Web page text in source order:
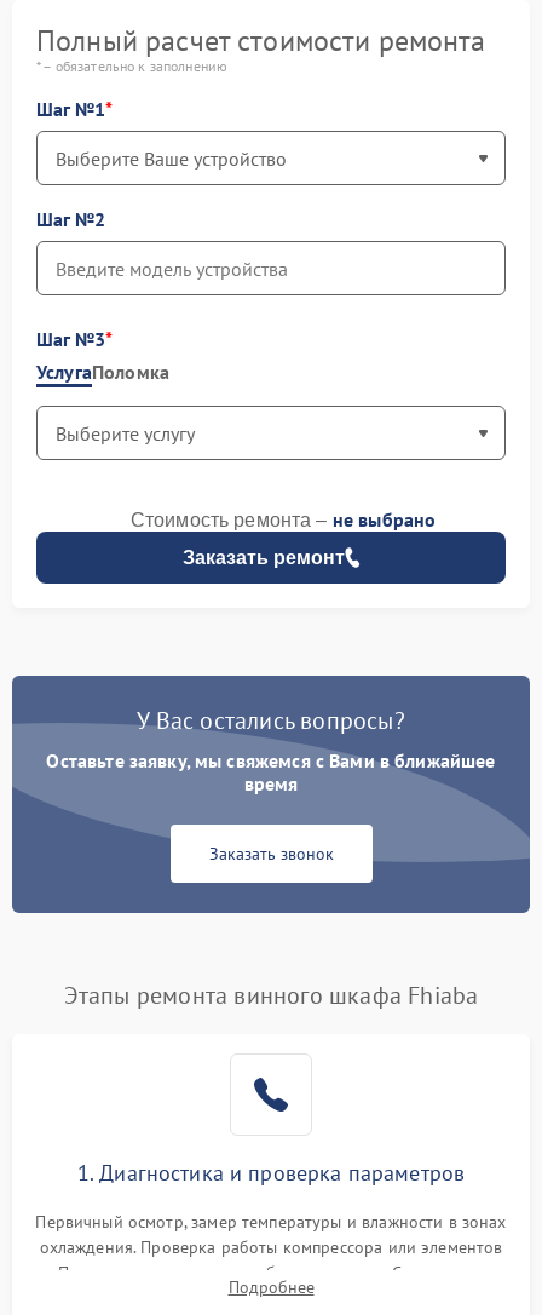
Полный расчет стоимости ремонта
* – обязательно к заполнению
Шаг №1
Шаг №2
Шаг №3
УслугаПоломка
Заказать ремонт
Стоимость ремонта – не выбрано
У Вас остались вопросы?
Оставьте заявку, мы свяжемся с Вами в ближайшее
время
Заказать звонок
Этапы ремонта винного шкафа Fhiaba
1. Диагностика и проверка параметров
Первичный осмотр, замер температуры и влажности в зонах
охлаждения. Проверка работы компрессора или элементов
Пельтье, оценка уровня вибрации и шума. Считывание
ошибок с модуля управления.
Подробнее